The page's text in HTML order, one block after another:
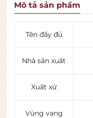
Mô tả sản phẩm
Tên đầy đủ
Nhà sản xuất
Xuất xứ
Vùng vang